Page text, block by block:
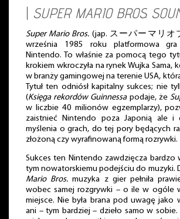
SUPER MARIO BROS.
Super Mario Bros. (jap. スーパーマリオ
września 1985 roku platformowa
Nintendo. To właśnie za pomocą tego
krokiem wkroczyła na rynek Wujka Sama,
w branży gamingowej na terenie USA,
Tytuł ten odniósł kapitalny sukces; nie
(Księga rekordów Guinnessapodaje, że
w liczbie 40 milionów egzemplarzy),
zaistnieć Nintendo poza Japonią ale i
myślenia o grach, do tej pory będących
złożoną czy wyrafinowaną formą rozrywki.
Sukces ten Nintendo zawdzięcza bardzo
tym nowatorskiemu podejściu do muzyki.
Mario Bros. muzyka z gier pełniła
wobec samej rozgrywki – o ile w ogóle
miejsce. Nie była brana pod uwagę jako
ani – tym bardziej – dzieło samo w